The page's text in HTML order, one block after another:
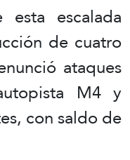
escalada
de cuatro
ataques
M4 y
con saldo de